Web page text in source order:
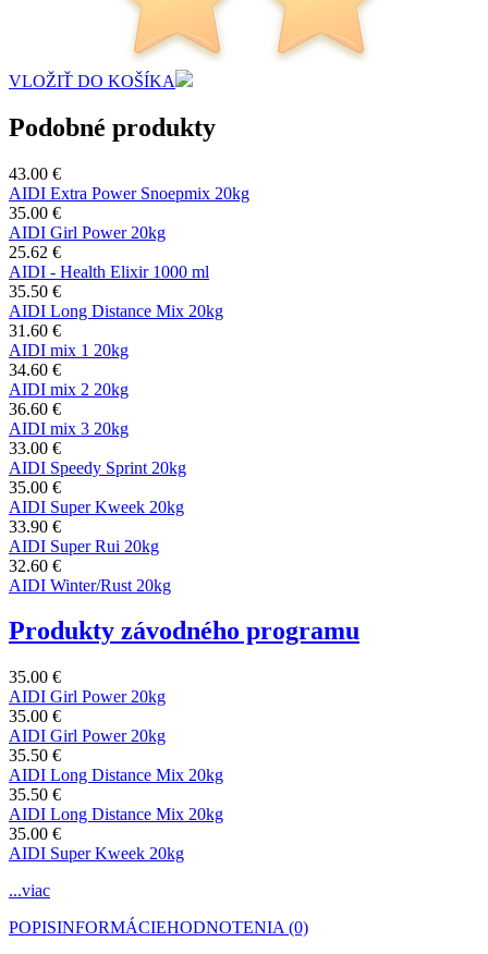
VLOŽIŤ DO KOŠÍKA
Podobné produkty
43.00 €
AIDI Extra Power Snoepmix 20kg
35.00 €
AIDI Girl Power 20kg
25.62 €
AIDI - Health Elixir 1000 ml
35.50 €
AIDI Long Distance Mix 20kg
31.60 €
AIDI mix 1 20kg
34.60 €
AIDI mix 2 20kg
36.60 €
AIDI mix 3 20kg
33.00 €
AIDI Speedy Sprint 20kg
35.00 €
AIDI Super Kweek 20kg
33.90 €
AIDI Super Rui 20kg
32.60 €
AIDI Winter/Rust 20kg
Produkty závodného programu
35.00 €
AIDI Girl Power 20kg
35.00 €
AIDI Girl Power 20kg
35.50 €
AIDI Long Distance Mix 20kg
35.50 €
AIDI Long Distance Mix 20kg
35.00 €
AIDI Super Kweek 20kg
...viac
POPISINFORMÁCIEHODNOTENIA (0)